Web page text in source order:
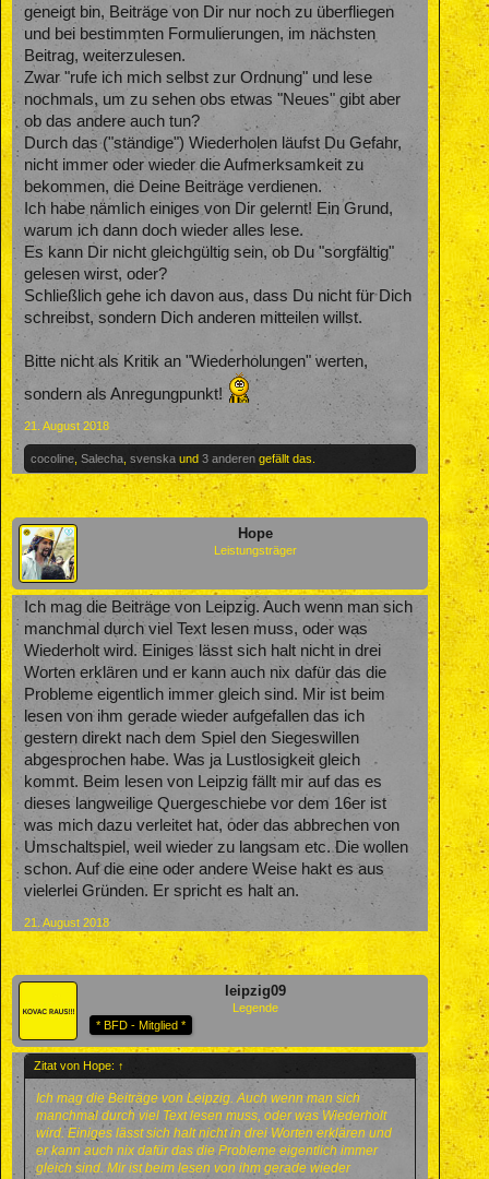
geneigt bin, Beiträge von Dir nur noch zu überfliegen
und bei bestimmten Formulierungen, im nächsten
Beitrag, weiterzulesen.
Zwar "rufe ich mich selbst zur Ordnung" und lese
nochmals, um zu sehen obs etwas "Neues" gibt aber
ob das andere auch tun?
Durch das ("ständige") Wiederholen läufst Du Gefahr,
nicht immer oder wieder die Aufmerksamkeit zu
bekommen, die Deine Beiträge verdienen.
Ich habe nämlich einiges von Dir gelernt! Ein Grund,
warum ich dann doch wieder alles lese.
Es kann Dir nicht gleichgültig sein, ob Du "sorgfältig"
gelesen wirst, oder?
Schließlich gehe ich davon aus, dass Du nicht für Dich
schreibst, sondern Dich anderen mitteilen willst.
Bitte nicht als Kritik an "Wiederholungen" werten,
sondern als Anregungpunkt!
21. August 2018
cocoline Salecha svenska und 3 anderen gefällt das.
Hope
Leistungsträger
Ich mag die Beiträge von Leipzig. Auch wenn man sich
manchmal durch viel Text lesen muss, oder was
Wiederholt wird. Einiges lässt sich halt nicht in drei
Worten erklären und er kann auch nix dafür das die
Probleme eigentlich immer gleich sind. Mir ist beim
lesen von ihm gerade wieder aufgefallen das ich
gestern direkt nach dem Spiel den Siegeswillen
abgesprochen habe. Was ja Lustlosigkeit gleich
kommt. Beim lesen von Leipzig fällt mir auf das es
dieses langweilige Quergeschiebe vor dem 16er ist
was mich dazu verleitet hat, oder das abbrechen von
Umschaltspiel, weil wieder zu langsam etc. Die wollen
schon. Auf die eine oder andere Weise hakt es aus
vielerlei Gründen. Er spricht es halt an.
21. August 2018
leipzig09
Legende
* BFD - Mitglied *
Zitat von Hope: ↑
Ich mag die Beiträge von Leipzig. Auch wenn man sich
manchmal durch viel Text lesen muss, oder was Wiederholt
wird. Einiges lässt sich halt nicht in drei Worten erklären und
er kann auch nix dafür das die Probleme eigentlich immer
gleich sind. Mir ist beim lesen von ihm gerade wieder